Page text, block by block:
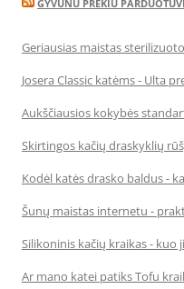
GYVUNU PREKIU
Geriausias maistas
Josera Classic katėms - Ulta
Aukščiausios kokybės
Skirtingos kačių draskyklių
Kodėl katės drasko baldus -
Šunų maistas internetu -
Silikoninis kačių kraikas - kuo
Ar mano katei patiks Tofu